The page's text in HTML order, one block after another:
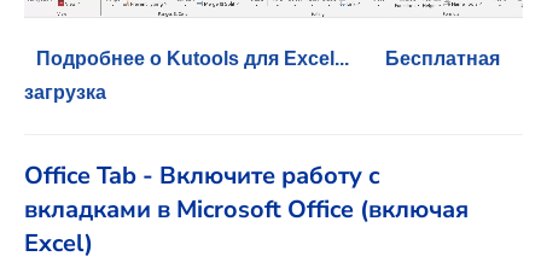
Подробнее о Kutools для Excel...
Бесплатная
загрузка
Office Tab - Включите работу с
вкладками в Microsoft Office (включая
Excel)